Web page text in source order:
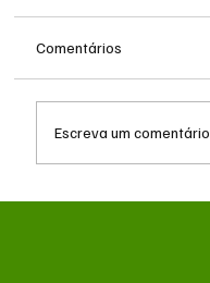
Comentários
Escreva um comentário